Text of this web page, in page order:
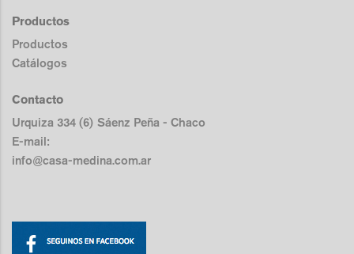
Productos
Productos
Catálogos
Contacto
Urquiza 334 (6) Sáenz Peña - Chaco
E-mail:
info@casa-medina.com.ar